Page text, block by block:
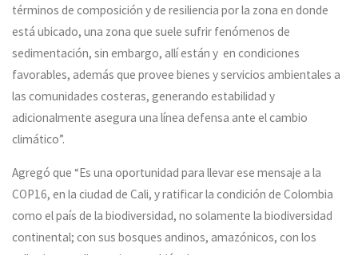
términos de composición y de resiliencia por la zona en donde
está ubicado, una zona que suele sufrir fenómenos de
sedimentación, sin embargo, allí están y en condiciones
favorables, además que provee bienes y servicios ambientales a
las comunidades costeras, generando estabilidad y
adicionalmente asegura una línea defensa ante el cambio
climático”.
Agregó que “Es una oportunidad para llevar ese mensaje a la
COP16, en la ciudad de Cali, y ratificar la condición de Colombia
como el país de la biodiversidad, no solamente la biodiversidad
continental; con sus bosques andinos, amazónicos, con los